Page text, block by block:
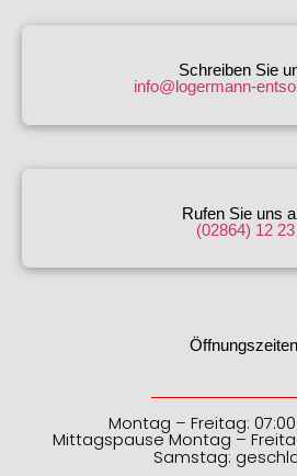
Schreiben Sie
info@logermann-
Rufen Sie uns
(02864) 12 23
Montag – Freitag: 07:00
Mittagspause Montag –
Samstag: